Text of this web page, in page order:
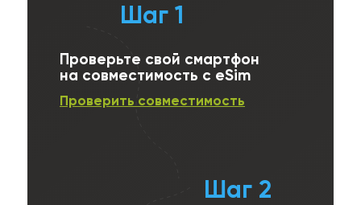
Проверьте свой смартфон
на совместимость с eSim
Проверить совместимость
Шаг 1
Шаг 2